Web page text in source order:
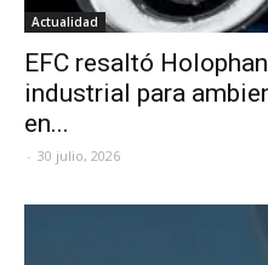
Actualidad
EFC resaltó
industrial para
en...
- 30 julio, 2026